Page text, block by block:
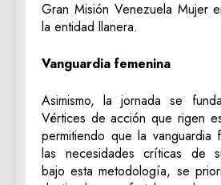
Gran Misión Venezuela Mujer
la entidad llanera.
Vanguardia femenina
‎Asimismo, la jornada se
Vértices de acción que rigen
permitiendo que la vanguardia
las necesidades críticas de
bajo esta metodología, se